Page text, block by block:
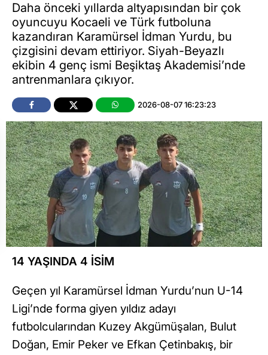
Daha önceki yıllarda altyapısından bir çok
oyuncuyu Kocaeli ve Türk futboluna
kazandıran Karamürsel İdman Yurdu, bu
çizgisini devam ettiriyor. Siyah-Beyazlı
ekibin 4 genç ismi Beşiktaş Akademisi’nde
antrenmanlara çıkıyor.
2026-08-07 16:23:23
14 YAŞINDA 4 İSİM
Geçen yıl Karamürsel İdman Yurdu’nun U-14
Ligi’nde forma giyen yıldız adayı
futbolcularından Kuzey Akgümüşalan, Bulut
Doğan, Emir Peker ve Efkan Çetinbakış, bir